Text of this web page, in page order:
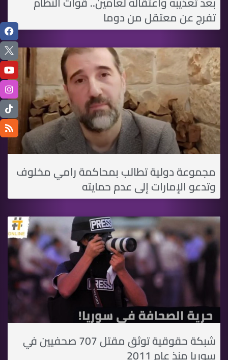
تفرج عن معتقل من دوما
مجموعة دولية تطالب بمحاكمة رامي مخلوف
وتدعو الإمارات إلى عدم حمايته
شبكة حقوقية توثق مقتل 707 صحفيين في
سوريا منذ عام 2011